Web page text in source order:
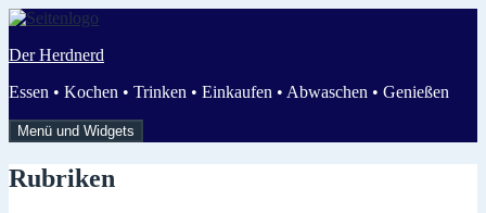
Zum
springen
Der Herdnerd
Essen • Kochen • Trinken • Einkaufen • Abwaschen • Genießen
Menü und Widgets
Rubriken